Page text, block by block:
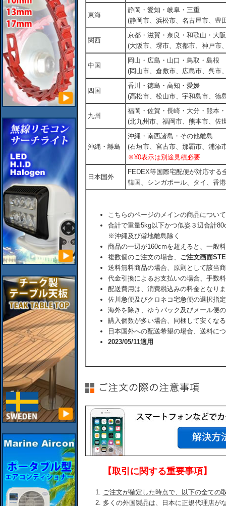
東海
静岡・愛知・岐阜・三重
(静岡市、浜松市、名古屋市、豊
関西
京都・滋賀・奈良・和歌山・大
(大阪市、堺市、京都市、神戸市
中国
岡山・広島・山口・鳥取・島根
(岡山市、倉敷市、広島市、呉市
四国
香川・徳島・高知・愛媛
(高松市、松山市、宇和島市、徳
九州
福岡・佐賀・長崎・大分・熊本
(北九州市、福岡市、熊本市、佐
沖縄・離島
沖縄・南西諸島・その他離島
(石垣市、宮古市、那覇市、浦添
※¥0表示は別途見積必要
日本国外
FEDEX等国際宅配便が対応す
韓国、シンガポール、タイ、香
こちらのページのメインの商品につい
合計で重量5kg以下かつ似姿３辺合計
※沖縄及び僻地離島除く
商品の一辺が160cmを超えると、一般
複数個のご注文の場合、 ご注文画面
送料無料商品の場合、原則として該当
代金引換によるお支払いの場合、手数
配送費用は、消費税込みの料金となり
佐川急便及びクロネコ宅急便の選択指
海外を除き、ゆうパック及びメール便
購入個数が多い場合、同梱して安くな
日本国外への配送希望の場合、送料に
2023/05/11適用
【取引に関する重要事項】
ご注文が確定した時点で、以下の全ての
多くの外国製品は、日本に正規代理店が